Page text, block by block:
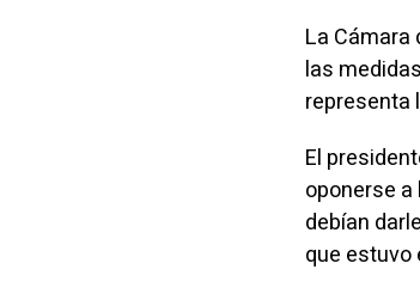
La Cámara
las
representa
El
oponerse
debían
que estuvo